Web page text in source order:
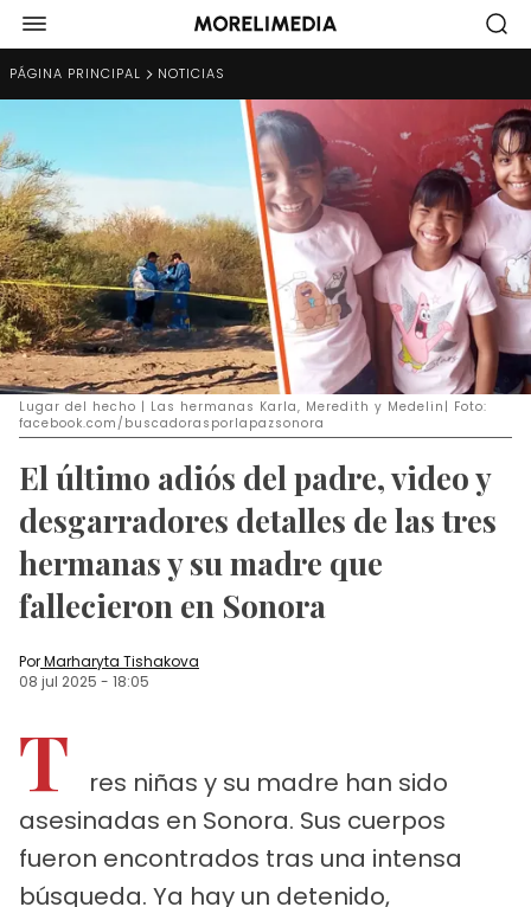
PÁGINA PRINCIPAL NOTICIAS
Lugar del hecho | Las hermanas Karla, Meredith y Medelin| Foto:
facebook.com/buscadorasporlapazsonora
El último adiós del padre, video y
desgarradores detalles de las tres
hermanas y su madre que
fallecieron en Sonora
PorMarharyta Tishakova
08 jul 2025 - 18:05
T
res niñas y su madre han sido
asesinadas en Sonora. Sus cuerpos
fueron encontrados tras una intensa
búsqueda. Ya hay un detenido,